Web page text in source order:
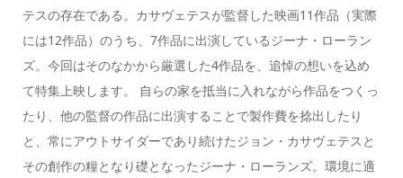
テスの存在である。カサヴェテスが監督した映画11作品（実際
には12作品）のうち、7作品に出演しているジーナ・ローラン
ズ。今回はそのなかから厳選した4作品を、追悼の想いを込め
て特集上映します。 自らの家を抵当に入れながら作品をつくっ
たり、他の監督の作品に出演することで製作費を捻出したり
と、常にアウトサイダーであり続けたジョン・カサヴェテスと
その創作の糧となり礎となったジーナ・ローランズ。環境に適